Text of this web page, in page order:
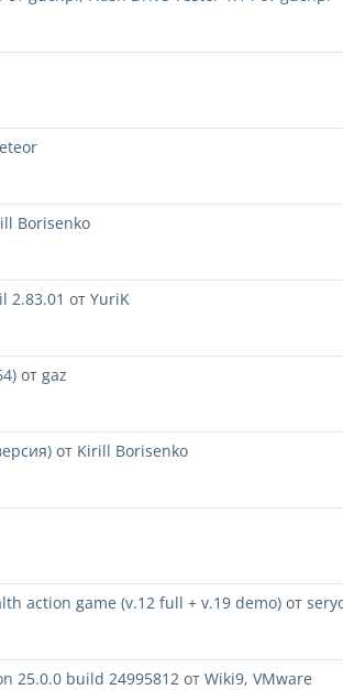
Borisenko
2.83.01 от YuriK
от gaz
от Kirill Borisenko
action game (v.12 full + v.19 demo) от
25.0.0 build 24995812 от Wiki9, VMware